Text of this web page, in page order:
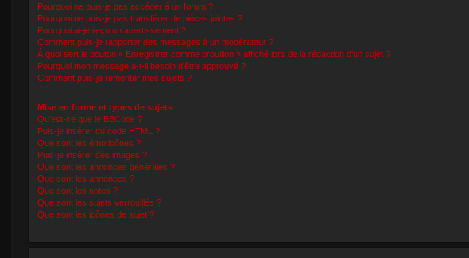
Pourquoi ne puis-je pas accéder à un forum ?
Pourquoi ne puis-je pas transférer de pièces jointes ?
Pourquoi ai-je reçu un avertissement ?
Comment puis-je rapporter des messages à un modérateur ?
À quoi sert le bouton « Enregistrer comme brouillon » affiché lors de la rédaction d’un sujet ?
Pourquoi mon message a-t-il besoin d’être approuvé ?
Comment puis-je remonter mes sujets ?
Mise en forme et types de sujets
Qu’est-ce que le BBCode ?
Puis-je insérer du code HTML ?
Que sont les émoticônes ?
Puis-je insérer des images ?
Que sont les annonces générales ?
Que sont les annonces ?
Que sont les notes ?
Que sont les sujets verrouillés ?
Que sont les icônes de sujet ?